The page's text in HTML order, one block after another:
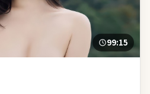
99:15